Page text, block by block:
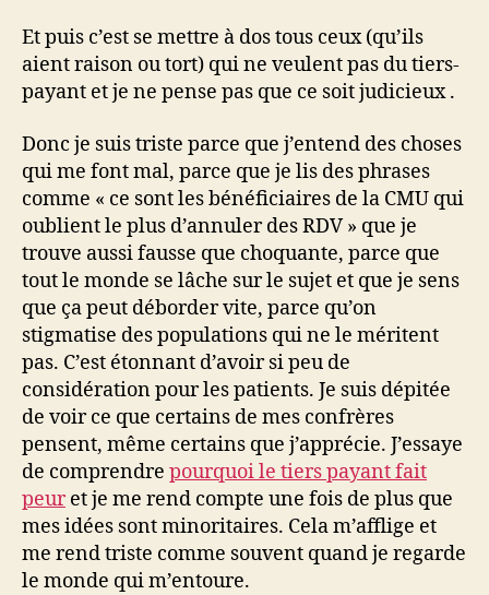
Et puis c’est se mettre à dos tous ceux (qu’ils
aient raison ou tort) qui ne veulent pas du tiers-
payant et je ne pense pas que ce soit judicieux .
Donc je suis triste parce que j’entend des choses
qui me font mal, parce que je lis des phrases
comme « ce sont les bénéficiaires de la CMU qui
oublient le plus d’annuler des RDV » que je
trouve aussi fausse que choquante, parce que
tout le monde se lâche sur le sujet et que je sens
que ça peut déborder vite, parce qu’on
stigmatise des populations qui ne le méritent
pas. C’est étonnant d’avoir si peu de
considération pour les patients. Je suis dépitée
de voir ce que certains de mes confrères
pensent, même certains que j’apprécie. J’essaye
de comprendre pourquoi le tiers payant fait
peuret je me rend compte une fois de plus que
mes idées sont minoritaires. Cela m’afflige et
me rend triste comme souvent quand je regarde
le monde qui m’entoure.